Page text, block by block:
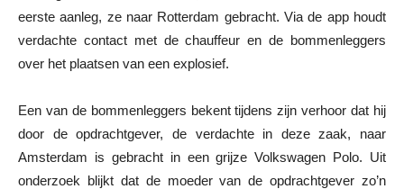
eerste aanleg, ze naar Rotterdam gebracht. Via de app houdt
verdachte contact met de chauffeur en de bommenleggers
over het plaatsen van een explosief.
Een van de bommenleggers bekent tijdens zijn verhoor dat hij
door de opdrachtgever, de verdachte in deze zaak, naar
Amsterdam is gebracht in een grijze Volkswagen Polo. Uit
onderzoek blijkt dat de moeder van de opdrachtgever zo’n